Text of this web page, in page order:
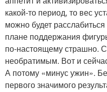
какой-то период, то вес
можно будет
плане поддержания
по-настоящему страшно.
необратимым. Вот и
А потому «минус ужин».
первого значимого